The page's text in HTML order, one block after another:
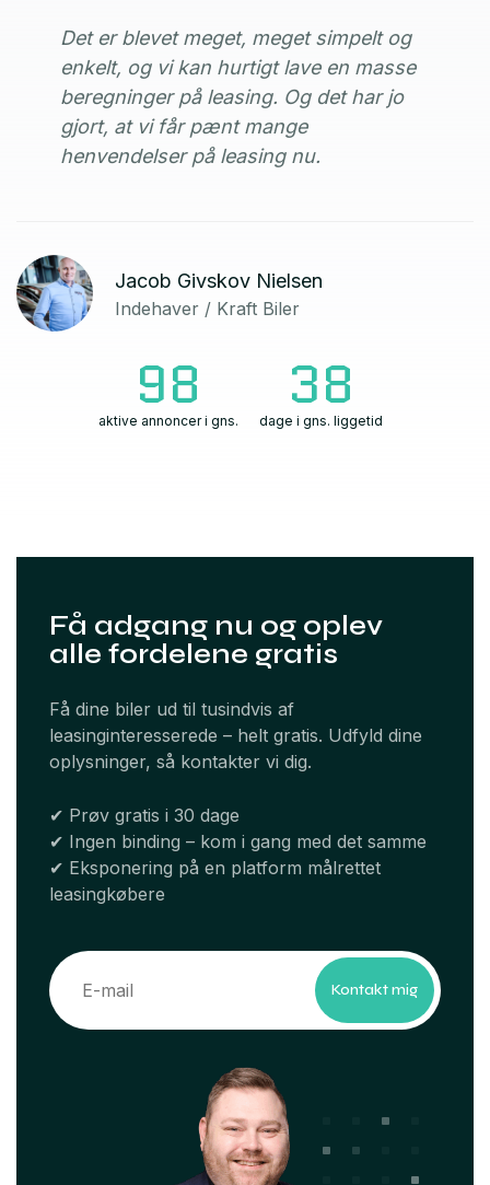
Det er blevet meget, meget simpelt og
enkelt, og vi kan hurtigt lave en masse
beregninger på leasing. Og det har jo
gjort, at vi får pænt mange
henvendelser på leasing nu.
Jacob Givskov Nielsen
Indehaver / Kraft Biler
98
aktive annoncer i gns. 38
dage i gns. liggetid
Få adgang nu og oplev
alle fordelene gratis
Få dine biler ud til tusindvis af
leasinginteresserede – helt gratis. Udfyld dine
oplysninger, så kontakter vi dig.
✔ Prøv gratis i 30 dage
✔ Ingen binding – kom i gang med det samme
✔ Eksponering på en platform målrettet
leasingkøbere
Kontakt mig